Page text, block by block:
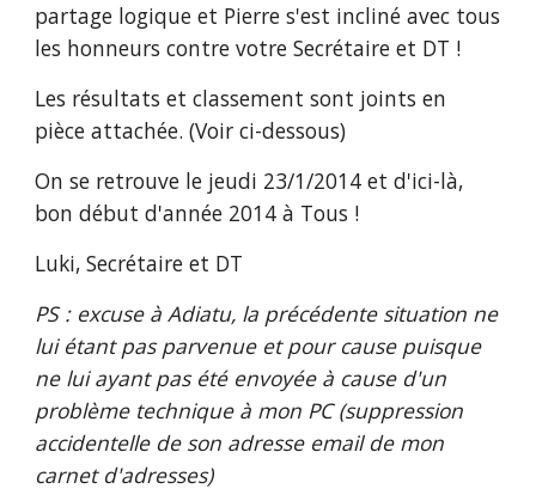
partage logique et Pierre s'est incliné avec tous
les honneurs contre votre Secrétaire et DT !
Les résultats et classement sont joints en
pièce attachée. (Voir ci-dessous)
On se retrouve le jeudi 23/1/2014 et d'ici-là,
bon début d'année 2014 à Tous !
Luki, Secrétaire et DT
PS : excuse à Adiatu, la précédente situation ne
lui étant pas parvenue et pour cause puisque
ne lui ayant pas été envoyée à cause d'un
problème technique à mon PC (suppression
accidentelle de son adresse email de mon
carnet d'adresses)